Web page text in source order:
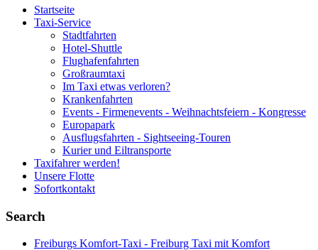
Startseite
Taxi-Service
Stadtfahrten
Hotel-Shuttle
Flughafenfahrten
Großraumtaxi
Im Taxi etwas verloren?
Krankenfahrten
Events - Firmenevents - Weihnachtsfeiern - Kongresse
Europapark
Ausflugsfahrten - Sightseeing-Touren
Kurier und Eiltransporte
Taxifahrer werden!
Unsere Flotte
Sofortkontakt
Search
Freiburgs Komfort-Taxi - Freiburg Taxi mit Komfort